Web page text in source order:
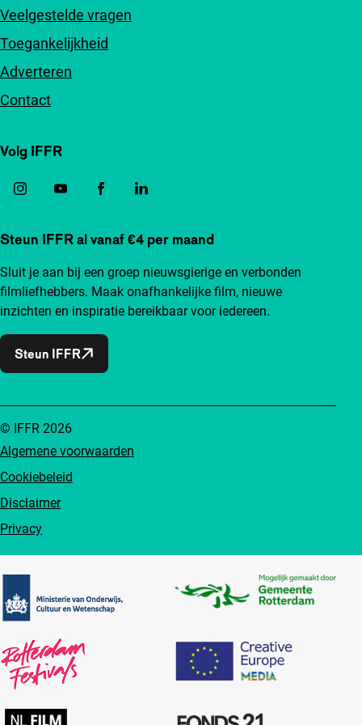
Veelgestelde vragen
Toegankelijkheid
Adverteren
Contact
Volg IFFR
Steun IFFR al vanaf €4 per maand
Sluit je aan bij een groep nieuwsgierige en verbonden
filmliefhebbers. Maak onafhankelijke film, nieuwe
inzichten en inspiratie bereikbaar voor iedereen.
Steun IFFR
Algemene voorwaarden
Cookiebeleid
Disclaimer
Privacy
© IFFR 2026